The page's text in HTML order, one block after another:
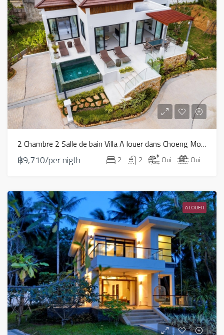
2 Chambre 2 Salle de bain Villa A louer dans Choeng Mon – HV0052
฿9,710/per nigth 2 2 Oui Oui
A LOUER